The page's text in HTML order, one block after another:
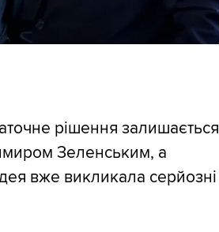
рішення залишається
Зеленським, а
вже викликала серйозні